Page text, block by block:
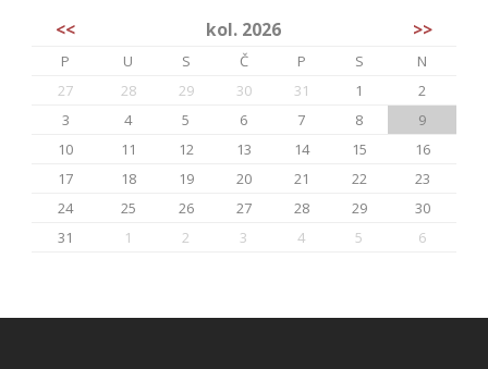
<< kol. 2026 >>
P U S Č P S
N
27
28 29 30 31 1
2
3
4 5 6 7 8
9
10
11 12 13 14 15
16
17
18 19 20 21 22
23
24
25 26 27 28 29
30
31
1 2 3 4 5 6